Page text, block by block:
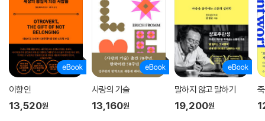
는 ‘내 등 위에 올라탄 아이들’을 다루고 있는데, 제목이 암시하는 것처럼
엄마들의 엄청난 중압감을 주제로 한다. 여러 사례가 있지만 그중에서도
엄마를 미워하는 아이는 엄마들에게 가장 큰 상처가 된다. 생각보다 많은
아이가 엄마를 미워한다. 엄마가 상처 되는 말을 해서, 나를 조종하려고 해
서, 내가 하고 싶은 것을 못하게 해서……. 진료실에 온 민준이도 잔소리하
고 막대로 때리는 엄마가 싫다고 했다. 문제의 발단은 게임이었는데, 민준
이는 자신이 할 일 다 하고 잠자는 시간 줄여 게임하는 게 왜 문제냐며 엄마
한테 소리 지르고 화내고, 심지어 때리기까지 했다.
이향인
13,520원
사랑의 기술
13,160원
말하지 않고 말하기
19,200원